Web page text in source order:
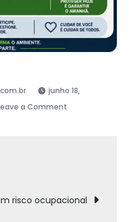
junho 18,
a Comment
risco ocupacional